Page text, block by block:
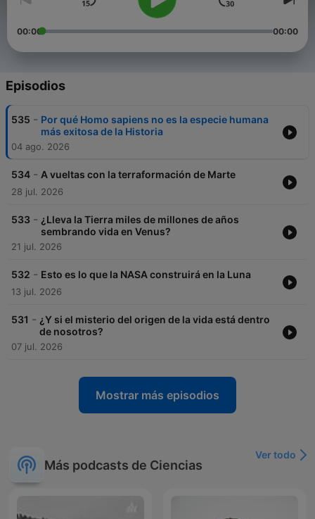
00:00 00:00
Episodios
535 - Por qué Homo sapiens no es la especie humana
más exitosa de la Historia
04 ago. 2026
534 - A vueltas con la terraformación de Marte
28 jul. 2026
533 - ¿Lleva la Tierra miles de millones de años
sembrando vida en Venus?
21 jul. 2026
532 - Esto es lo que la NASA construirá en la Luna
13 jul. 2026
531 - ¿Y si el misterio del origen de la vida está dentro
de nosotros?
07 jul. 2026
Mostrar más episodios
Más podcasts de Ciencias
Ver todo